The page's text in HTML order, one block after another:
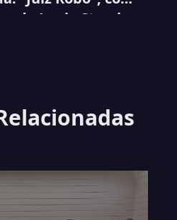
do Lenio Streck